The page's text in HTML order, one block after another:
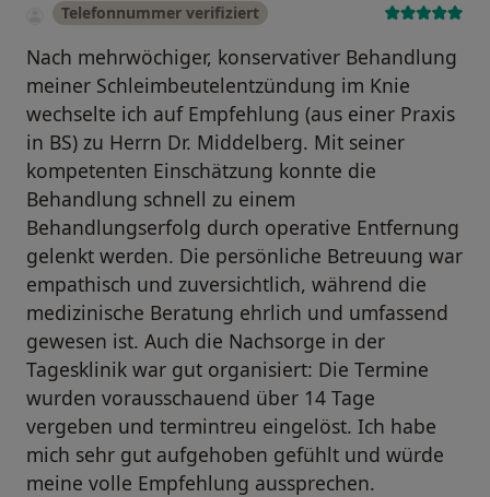
Telefonnummer verifiziert
Nach mehrwöchiger, konservativer Behandlung
meiner Schleimbeutelentzündung im Knie
wechselte ich auf Empfehlung (aus einer Praxis
in BS) zu Herrn Dr. Middelberg. Mit seiner
kompetenten Einschätzung konnte die
Behandlung schnell zu einem
Behandlungserfolg durch operative Entfernung
gelenkt werden. Die persönliche Betreuung war
empathisch und zuversichtlich, während die
medizinische Beratung ehrlich und umfassend
gewesen ist. Auch die Nachsorge in der
Tagesklinik war gut organisiert: Die Termine
wurden vorausschauend über 14 Tage
vergeben und termintreu eingelöst. Ich habe
mich sehr gut aufgehoben gefühlt und würde
meine volle Empfehlung aussprechen.